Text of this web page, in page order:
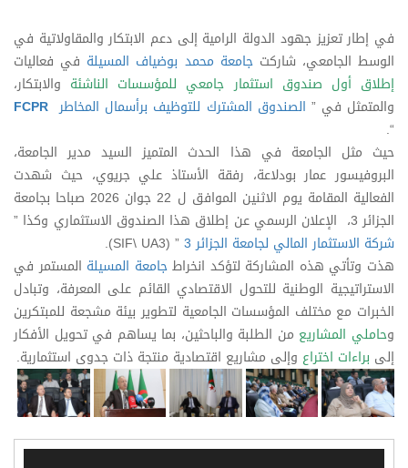
في إطار تعزيز جهود الدولة الرامية إلى دعم الابتكار والمقاولاتية في
الوسط الجامعي، شاركتجامعة محمد بوضياف المسيلة في فعاليات
إطلاق أول صندوق استثمار جامعي للمؤسسات الناشئة والابتكار،
والمتمثل في ” الصندوق المشترك للتوظيف برأسمال المخاطر FCPR
“.
حيث مثل الجامعة في هذا الحدث المتميز السيد مدير الجامعة،
البروفيسور عمار بودلاعة، رفقة الأستاذ علي جريوي، حيث شهدت
الفعالية المقامة يوم الاثنين الموافق ل 22 جوان 2026 صباحا بجامعة
الجزائر 3، الإعلان الرسمي عن إطلاق هذا الصندوق الاستثماري وكذا ”
شركة الاستثمار المالي لجامعة الجزائر 3
” (SIF\ UA3).
هذت وتأتي هذه المشاركة لتؤكد انخراطجامعة المسيلة المستمر في
الاستراتيجية الوطنية للتحول الاقتصادي القائم على المعرفة، وتبادل
الخبرات مع مختلف المؤسسات الجامعية لتطوير بيئة مشجعة للمبتكرين
وحاملي المشاريع من الطلبة والباحثين، بما يساهم في تحويل الأفكار
إلى براءات اختراع وإلى مشاريع اقتصادية منتجة ذات جدوى استثمارية.